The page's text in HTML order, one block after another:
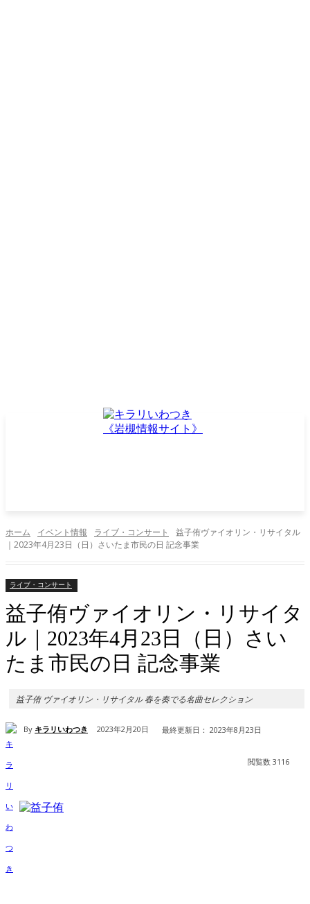
ホーム イベント情報 ライブ・コンサート
益子侑ヴァイオリン・リサイタル
｜2023年4月23日（日）さいたま市民の日 記念事業
ライブ・コンサート
益子侑ヴァイオリン・リサイタ
ル｜2023年4月23日（日）さい
たま市民の日 記念事業
益子侑 ヴァイオリン・リサイタル 春を奏でる名曲セレクション
By キラリいわつき 2023年2月20日 最終更新日： 2023年8月23日
閲覧数 3116
WhatsApp